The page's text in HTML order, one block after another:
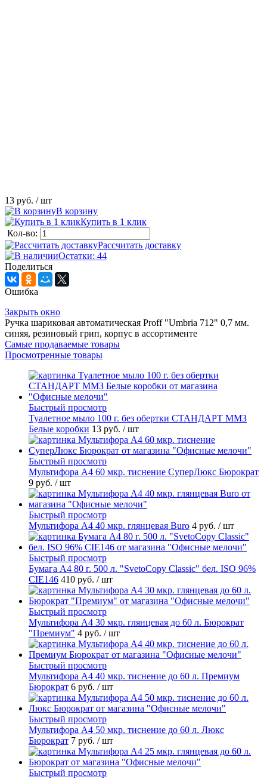
13 руб. / шт
В корзину
Купить в 1 клик
Кол-во:
Рассчитать доставку
Остатки: 44
Поделиться
Ошибка
Закрыть окно
Ручка шариковая автоматическая Proff "Umbria 712" 0,7 мм.
синяя, резиновый грип, корпус в ассортименте
Самые продаваемые товары
Просмотренные товары
Быстрый просмотр
Туалетное мыло 100 г. без обертки СТАНДАРТ ММЗ
Белые коробки 13 руб. / шт
Быстрый просмотр
Мультифора А4 60 мкр. тиснение СуперЛюкс Бюрократ
9 руб. / шт
Быстрый просмотр
Мультифора А4 40 мкр. глянцевая Buro 4 руб. / шт
Быстрый просмотр
Бумага А4 80 г. 500 л. "SvetoCopy Classic" бел. ISO 96%
CIE146 410 руб. / шт
Быстрый просмотр
Мультифора А4 30 мкр. глянцевая до 60 л. Бюрократ
"Премиум" 4 руб. / шт
Быстрый просмотр
Мультифора А4 40 мкр. тиснение до 60 л. Премиум
Бюрократ 6 руб. / шт
Быстрый просмотр
Мультифора А4 50 мкр. тиснение до 60 л. Люкс
Бюрократ 7 руб. / шт
Быстрый просмотр